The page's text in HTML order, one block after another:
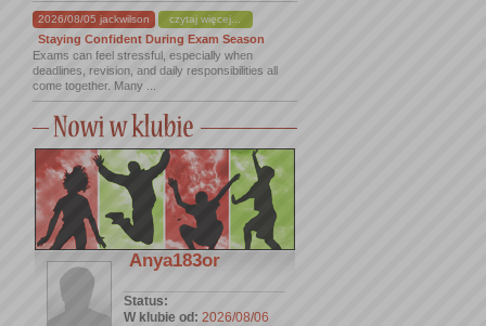
2026/08/05 jackwilson czytaj więcej...
Staying Confident During Exam Season
Exams can feel stressful, especially when
deadlines, revision, and daily responsibilities all
come together. Many ...
Anya183or
Status:
W klubie od: 2026/08/06